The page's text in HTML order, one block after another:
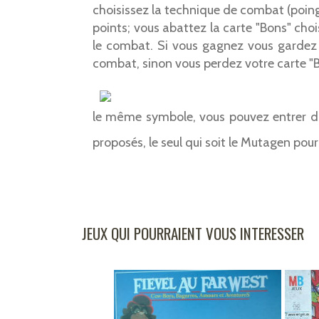
choisissez la technique de combat
points; vous abattez la carte "Bons"
le combat. Si vous gagnez vous
combat, sinon vous perdez votre carte
le même symbole, vous pouvez entrer
proposés, le seul qui soit le Mutagen
JEUX QUI POURRAIENT VOUS INTERESSER